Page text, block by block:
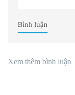
Bình luận
Xem thêm bình luận